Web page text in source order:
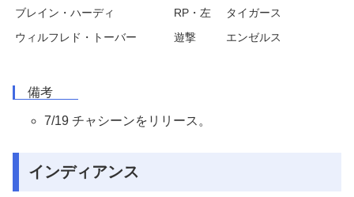
ブレイン・ハーディ
RP・左
タイガース
ウィルフレド・トーバー
遊撃 エンゼルス
備考
7/19 チャシーンをリリース。
インディアンス